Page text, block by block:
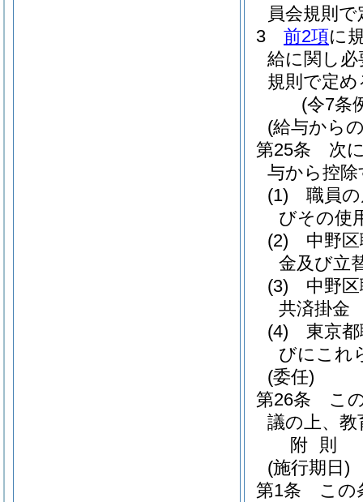
員会規則
3
前2項に
給に関し
規則で定め
(令7条
(給与から
第25条
次
与から控
(1)
職員
びその使
(2)
中野
金及び立
(3)
中野
共済掛金
(4)
東京
びにこれ
(委任)
第26条
こ
議の上、
附 則
(施行期日)
第1条
この